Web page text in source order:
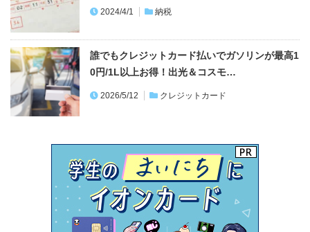
2024/4/1 納税
誰でもクレジットカード払いでガソリンが最高1
0円/1L以上お得！出光＆コスモ…
2026/5/12 クレジットカード